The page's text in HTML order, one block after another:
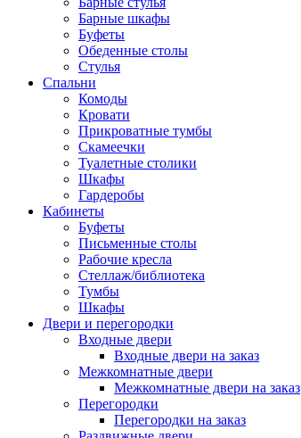
Барные шкафы
Буфеты
Обеденные столы
Стулья
Спальни
Комоды
Кровати
Прикроватные тумбы
Скамеечки
Туалетные столики
Шкафы
Гардеробы
Кабинеты
Буфеты
Письменные столы
Рабочие кресла
Стеллаж/библиотека
Тумбы
Шкафы
Двери и перегородки
Входные двери
Входные двери на заказ
Межкомнатные двери
Межкомнатные двери на заказ
Перегородки
Перегородки на заказ